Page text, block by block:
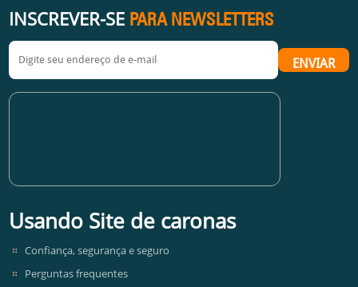
INSCREVER-SE PARA NEWSLETTERS
Usando Site de caronas
Confiança, segurança e seguro
Perguntas frequentes